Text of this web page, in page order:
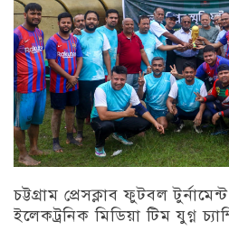
চট্টগ্রাম প্রেসক্লাব ফুটবল
ইলেকট্রনিক মিডিয়া টিম যুগ্ন